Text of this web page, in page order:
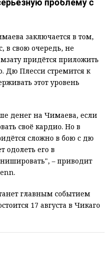
проблему с
заключается в том,
в свою очередь, не
придётся приложить
Дю Плесси стремится к
этот уровень
денег на Чимаева, если
своё кардио. Но в
сложно в бою с дю
одолеть его в
– приводит
главным событием
17 августа в Чикаго